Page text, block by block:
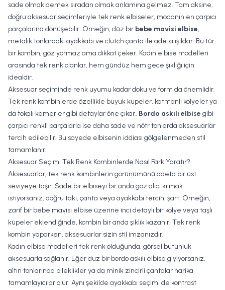
sade olmak demek sıradan olmak anlamına gelmez. Tam aksine,
doğru aksesuar seçimleriyle tek renk elbiseler, modanın en çarpıcı
parçalarına dönüşebilir. Örneğin, düz bir bebe mavisi elbise,
metalik tonlardaki ayakkabı ve clutch çanta ile adeta ışıldar. Bu tür
bir kombin, göz yormaz ama dikkat çeker. Kadın elbise modelleri
arasında tek renk olanlar, hem gündüz hem gece şıklığı için
idealdir.
Aksesuar seçiminde renk uyumu kadar doku ve form da önemlidir.
Tek renk kombinlerde özellikle büyük küpeler, katmanlı kolyeler ya
da tokalı kemerler gibi detaylar öne çıkar. Bordo askılı elbise gibi
çarpıcı renkli parçalarla ise daha sade ve nötr tonlarda aksesuarlar
tercih edilebilir. Bu sayede elbisenin iddiası gölgelenmeden stil
tamamlanır.
Aksesuar Seçimi Tek Renk Kombinlerde Nasıl Fark Yaratır?
Aksesuarlar, tek renk kombinlerin görünümünü adeta bir üst
seviyeye taşır. Sade bir elbiseyi bir anda göz alıcı kılmak
istiyorsanız, doğru takı, çanta veya ayakkabı tercihi şart. Örneğin,
zarif bir bebe mavisi elbise üzerine inci detaylı bir kolye veya taşlı
küpeler eklendiğinde, kombin bir anda şıklık kazanır. Tek renk
kombin yaparken, aksesuarlar sizin stil imzanızdır.
Kadın elbise modelleri tek renk olduğunda, görsel bütünlük
aksesuarla sağlanır. Eğer düz bir bordo askılı elbise giyiyorsanız,
altın tonlarında bileklikler ya da minik zincirli çantalar harika
tamamlayıcılar olur. Aynı şekilde ayakkabı seçimi de kontrast